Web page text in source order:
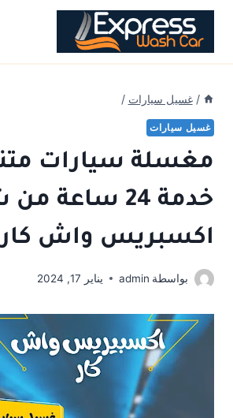
Skip
content
/ غسيل سيارات /
غسيل سيارات
مغسلة سيارات
خدمة 24 ساعة
اكسبريس واش كار
بواسطة admin يناير 17, 2024